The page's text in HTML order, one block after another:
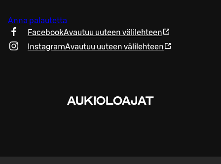
Anna palautetta
FacebookAvautuu uuteen välilehteen
InstagramAvautuu uuteen välilehteen
AUKIOLOAJAT